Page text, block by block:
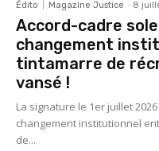
Édito Magazine Justice - 8
Accord-cadre
changement
tintamarre de
vansé !
La signature le 1er juillet
changement institutionnel
de...